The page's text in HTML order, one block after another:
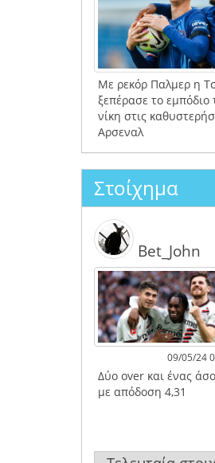
Με ρεκόρ Παλμερ η
ξεπέρασε το
νίκη στις
Αρσεναλ
Στοίχημα
Bet_John
09/05/24
Δύο over και ένας
με απόδοση 4,31